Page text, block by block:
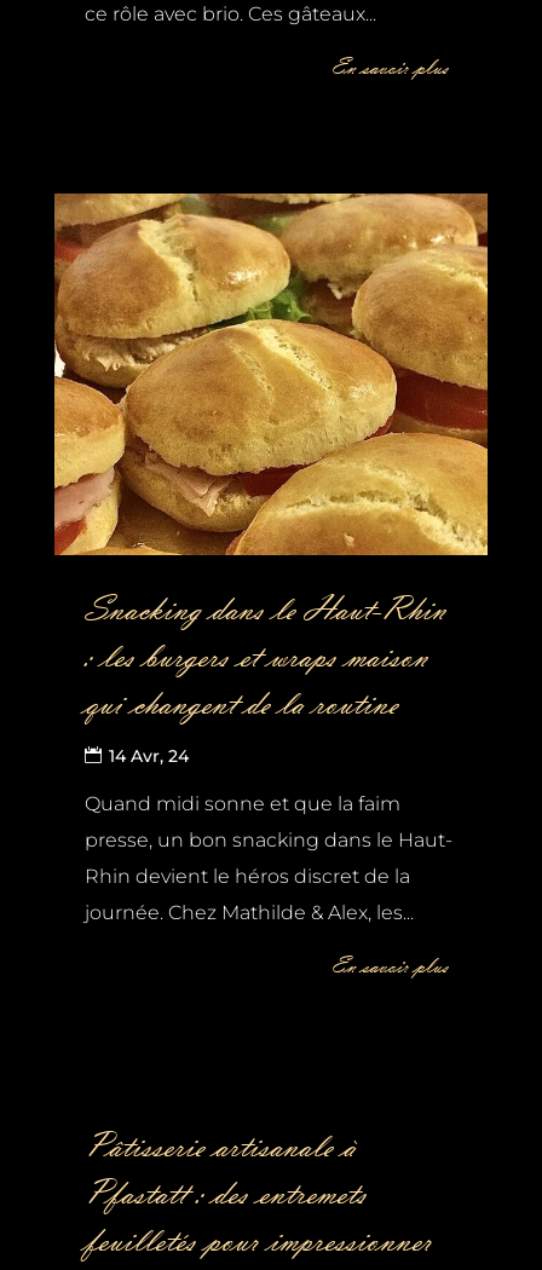
ce rôle avec brio. Ces gâteaux...
En savoir plus
Snacking dans le Haut-Rhin
: les burgers et wraps maison
qui changent de la routine
14 Avr, 24
Quand midi sonne et que la faim
presse, un bon snacking dans le Haut-
Rhin devient le héros discret de la
journée. Chez Mathilde & Alex, les...
En savoir plus
Pâtisserie artisanale à
Pfastatt : des entremets
feuilletés pour impressionner